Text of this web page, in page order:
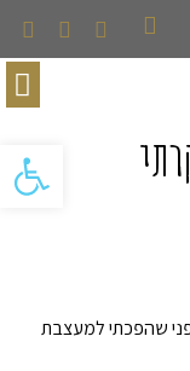
שהפכתי למעצבת